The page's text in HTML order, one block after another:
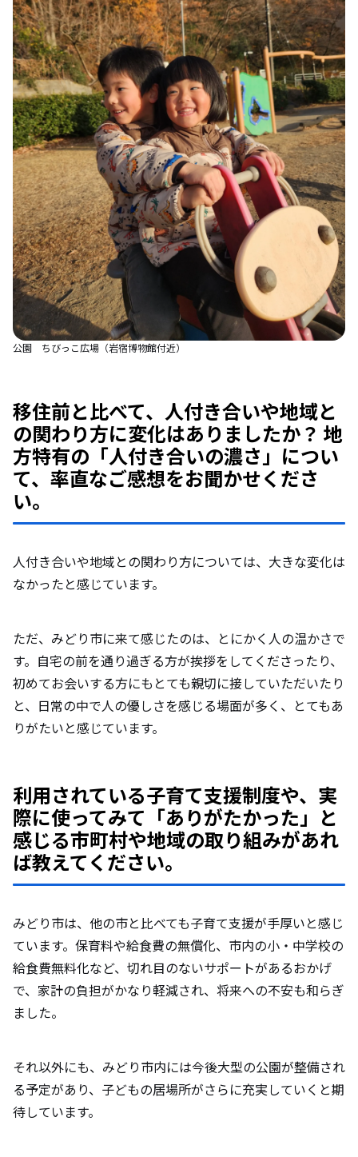
公園 ちびっこ広場（岩宿博物館付近）
移住前と比べて、人付き合いや地域と
の関わり方に変化はありましたか？ 地
方特有の「人付き合いの濃さ」につい
て、率直なご感想をお聞かせくださ
い。
人付き合いや地域との関わり方については、大きな変化は
なかったと感じています。
ただ、みどり市に来て感じたのは、とにかく人の温かさで
す。自宅の前を通り過ぎる方が挨拶をしてくださったり、
初めてお会いする方にもとても親切に接していただいたり
と、日常の中で人の優しさを感じる場面が多く、とてもあ
りがたいと感じています。
利用されている子育て支援制度や、実
際に使ってみて「ありがたかった」と
感じる市町村や地域の取り組みがあれ
ば教えてください。
みどり市は、他の市と比べても子育て支援が手厚いと感じ
ています。保育料や給食費の無償化、市内の小・中学校の
給食費無料化など、切れ目のないサポートがあるおかげ
で、家計の負担がかなり軽減され、将来への不安も和らぎ
ました。
それ以外にも、みどり市内には今後大型の公園が整備され
る予定があり、子どもの居場所がさらに充実していくと期
待しています。